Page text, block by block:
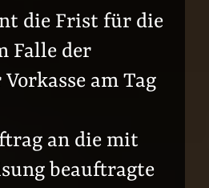
die Frist für die
Falle der
am Tag
an die mit
beauftragte